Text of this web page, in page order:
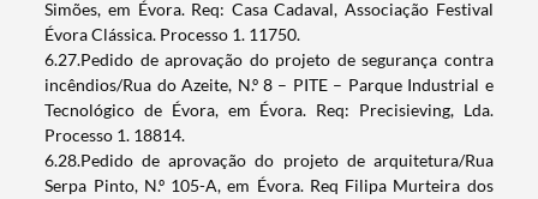
Simões, em Évora. Req: Casa Cadaval, Associação Festival
Évora Clássica. Processo 1. 11750.
6.27.Pedido de aprovação do projeto de segurança contra
incêndios/Rua do Azeite, N.º 8 – PITE – Parque Industrial e
Tecnológico de Évora, em Évora. Req: Precisieving, Lda.
Processo 1. 18814.
6.28.Pedido de aprovação do projeto de arquitetura/Rua
Serpa Pinto, N.º 105-A, em Évora. Req Filipa Murteira dos